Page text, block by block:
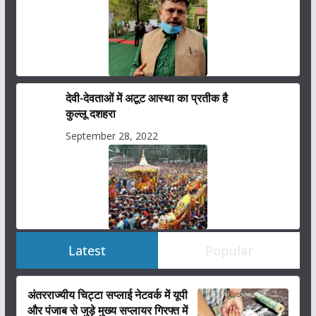
देवी-देवताओं में अटूट आस्था का प्रतीक है
कुल्लू दशहरा
September 28, 2022
Latest Popular
अंतरराज्यीय चिट्टा सप्लाई नेटवर्क में यूपी
और पंजाब से जुड़े मुख्य सप्लायर गिरफ्त में